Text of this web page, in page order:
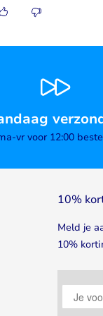
vr voor 12:00
10%
Meld je
10%
Je